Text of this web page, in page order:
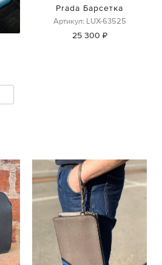
Prada Барсетка
Артикул: LUX-63525
25 300 ₽